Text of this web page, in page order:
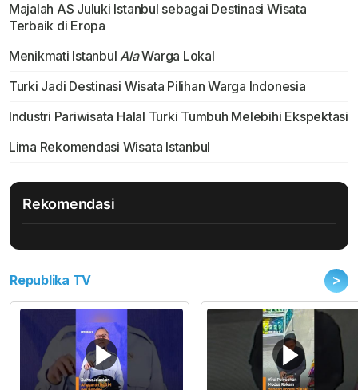
Majalah AS Juluki Istanbul sebagai Destinasi Wisata
Terbaik di Eropa
Menikmati IstanbulAlaWarga Lokal
Turki Jadi Destinasi Wisata Pilihan Warga Indonesia
Industri Pariwisata Halal Turki Tumbuh Melebihi Ekspektasi
Lima Rekomendasi Wisata Istanbul
Rekomendasi
Republika TV >